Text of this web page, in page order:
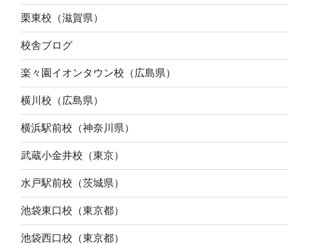
栗東校（滋賀県）
校舎ブログ
楽々園イオンタウン校（広島県）
横川校（広島県）
横浜駅前校（神奈川県）
武蔵小金井校（東京）
水戸駅前校（茨城県）
池袋東口校（東京都）
池袋西口校（東京都）